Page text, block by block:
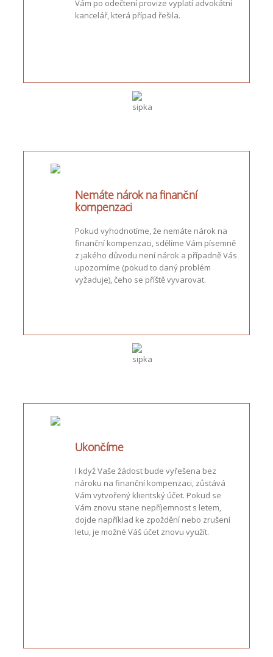
Vám po odečtení provize vyplatí advokátní
kancelář, která případ řešila.
Nemáte nárok na finanční
kompenzaci
Pokud vyhodnotíme, že nemáte nárok na
finanční kompenzaci, sdělíme Vám písemně
z jakého důvodu není nárok a případně Vás
upozorníme (pokud to daný problém
vyžaduje), čeho se příště vyvarovat.
Ukončíme
I když Vaše žádost bude vyřešena bez
nároku na finanční kompenzaci, zůstává
Vám vytvořený klientský účet. Pokud se
Vám znovu stane nepříjemnost s letem,
dojde například ke zpoždění nebo zrušení
letu, je možné Váš účet znovu využít.